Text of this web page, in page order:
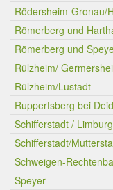
Rödersheim-Gronau/
Römerberg und
Römerberg und
Rülzheim/
Rülzheim/Lustadt
Ruppertsberg bei
Schifferstadt /
Schifferstadt/
Schweigen-
Speyer